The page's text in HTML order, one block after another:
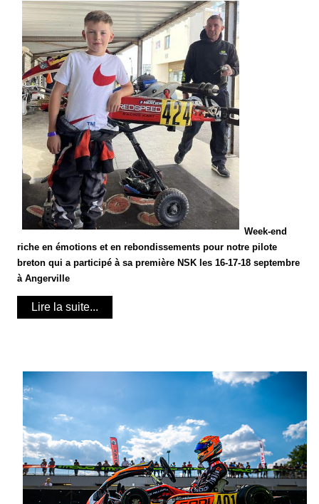
Week-end
riche en émotions et en rebondissements pour notre pilote
breton qui a participé à sa première NSK les 16-17-18 septembre
à Angerville
Lire la suite...